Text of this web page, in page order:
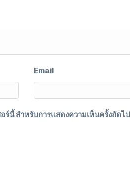
Email
ร์นี้ สำหรับการแสดงความเห็นครั้งถัดไป